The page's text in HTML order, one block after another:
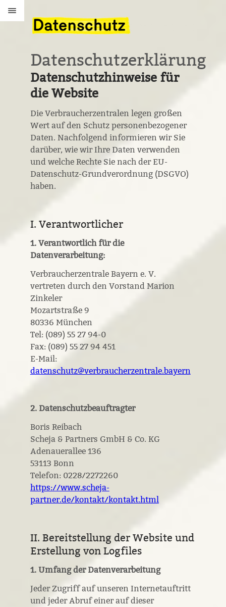
Datenschutzerklärung
Datenschutzhinweise für
die Website
Die Verbraucherzentralen legen großen
Wert auf den Schutz personenbezogener
Daten. Nachfolgend informieren wir Sie
darüber, wie wir Ihre Daten verwenden
und welche Rechte Sie nach der EU-
Datenschutz-Grundverordnung (DSGVO)
haben.
I. Verantwortlicher
1. Verantwortlich für die
Datenverarbeitung:
Verbraucherzentrale Bayern e. V.
vertreten durch den Vorstand Marion
Zinkeler
Mozartstraße 9
80336 München
Tel: (089) 55 27 94-0
Fax: (089) 55 27 94 451
E-Mail:
datenschutz@verbraucherzentrale.bayern
2. Datenschutzbeauftragter
Boris Reibach
Scheja & Partners GmbH & Co. KG
Adenauerallee 136
53113 Bonn
Telefon: 0228/2272260
https://www.scheja-
partner.de/kontakt/kontakt.html
II. Bereitstellung der Website und
Erstellung von Logfiles
1. Umfang der Datenverarbeitung
Jeder Zugriff auf unseren Internetauftritt
und jeder Abruf einer auf dieser